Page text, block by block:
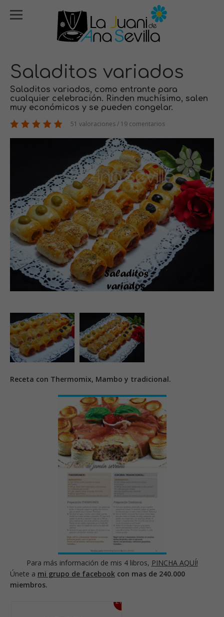
Saladitos variados
Saladitos variados, como entrante para
cualquier celebración. Rinden muchísimo, salen
muy económicos y se pueden congelar.
51 valoraciones / 19 comentarios
Receta con Thermomix, Mambo y tradicional.
Para más información de mis 4 libros, PINCHA AQUÍ!
Únete a mi grupo de facebook con mas de 240.000
miembros.
27%